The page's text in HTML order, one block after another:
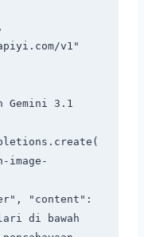
Gemini 3.1
di bawah